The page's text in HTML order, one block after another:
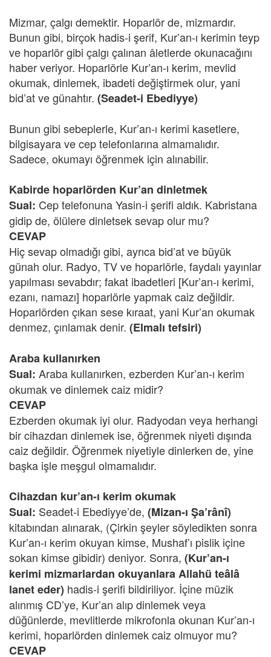
Mizmar, çalgı demektir. Hoparlör de, mizmardır.
Bunun gibi, birçok hadis-i şerif, Kur’an-ı kerimin teyp
ve hoparlör gibi çalgı çalınan âletlerde okunacağını
haber veriyor. Hoparlörle Kur’an-ı kerim, mevlid
okumak, dinlemek, ibadeti değiştirmek olur, yani
bid’at ve günahtır. (Seadet-i Ebediyye)
Bunun gibi sebeplerle, Kur’an-ı kerimi kasetlere,
bilgisayara ve cep telefonlarına almamalıdır.
Sadece, okumayı öğrenmek için alınabilir.
Kabirde hoparlörden Kur’an dinletmek
Sual: Cep telefonuna Yasin-i şerifi aldık. Kabristana
gidip de, ölülere dinletsek sevap olur mu?
CEVAP
Hiç sevap olmadığı gibi, ayrıca bid’at ve büyük
günah olur. Radyo, TV ve hoparlörle, faydalı yayınlar
yapılması sevabdır; fakat ibadetleri [Kur’an-ı kerimi,
ezanı, namazı] hoparlörle yapmak caiz değildir.
Hoparlörden çıkan sese kıraat, yani Kur’an okumak
denmez, çınlamak denir. (Elmalı tefsiri)
Araba kullanırken
Sual: Araba kullanırken, ezberden Kur’an-ı kerim
okumak ve dinlemek caiz midir?
CEVAP
Ezberden okumak iyi olur. Radyodan veya herhangi
bir cihazdan dinlemek ise, öğrenmek niyeti dışında
caiz değildir. Öğrenmek niyetiyle dinlerken de, yine
başka işle meşgul olmamalıdır.
Cihazdan kur’an-ı kerim okumak
Sual: Seadet-i Ebediyye’de, (Mizan-ı Şa’rânî)
kitabından alınarak, (Çirkin şeyler söyledikten sonra
Kur’an-ı kerim okuyan kimse, Mushaf’ı pislik içine
sokan kimse gibidir) deniyor. Sonra, (Kur’an-ı
kerimi mizmarlardan okuyanlara Allahü teâlâ
lanet eder) hadis-i şerifi bildiriliyor. İçine müzik
alınmış CD’ye, Kur’an alıp dinlemek veya
düğünlerde, mevlitlerde mikrofonla okunan Kur’an-ı
kerimi, hoparlörden dinlemek caiz olmuyor mu?
CEVAP